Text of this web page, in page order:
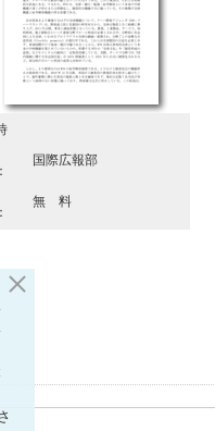
国際広報部
無 料